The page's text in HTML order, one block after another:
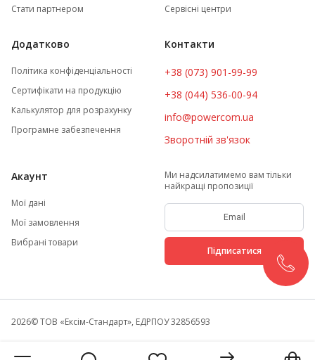
Стати партнером
Сервісні центри
Додатково
Політика конфіденціальності
Сертифікати на продукцію
Калькулятор для розрахунку
Програмне забезпечення
Контакти
+38 (073) 901-99-99
+38 (044) 536-00-94
info@powercom.ua
Зворотній зв'язок
Акаунт
Мої дані
Мої замовлення
Вибрані товари
Ми надсилатимемо вам тільки
найкращі пропозиції
Підписатися
2026© ТОВ «Ексім-Стандарт», ЕДРПОУ 32856593